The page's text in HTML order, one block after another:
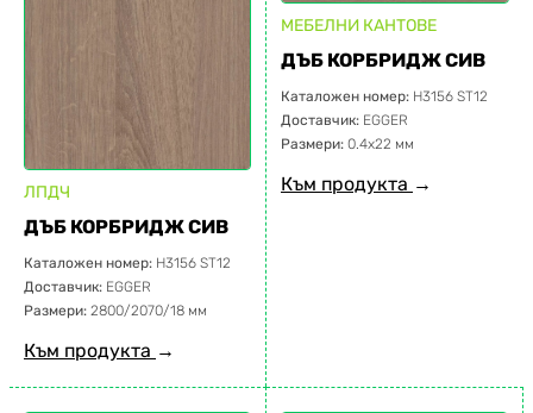
ЛПДЧ
ДЪБ КОРБРИДЖ СИВ
Каталожен номер: H3156 ST12
Доставчик: EGGER
Размери: 2800/2070/18 мм
Към продукта →
МЕБЕЛНИ КАНТОВЕ
ДЪБ КОРБРИДЖ СИВ
Каталожен номер: H3156 ST12
Доставчик: EGGER
Размери: 0.4х22 мм
Към продукта →